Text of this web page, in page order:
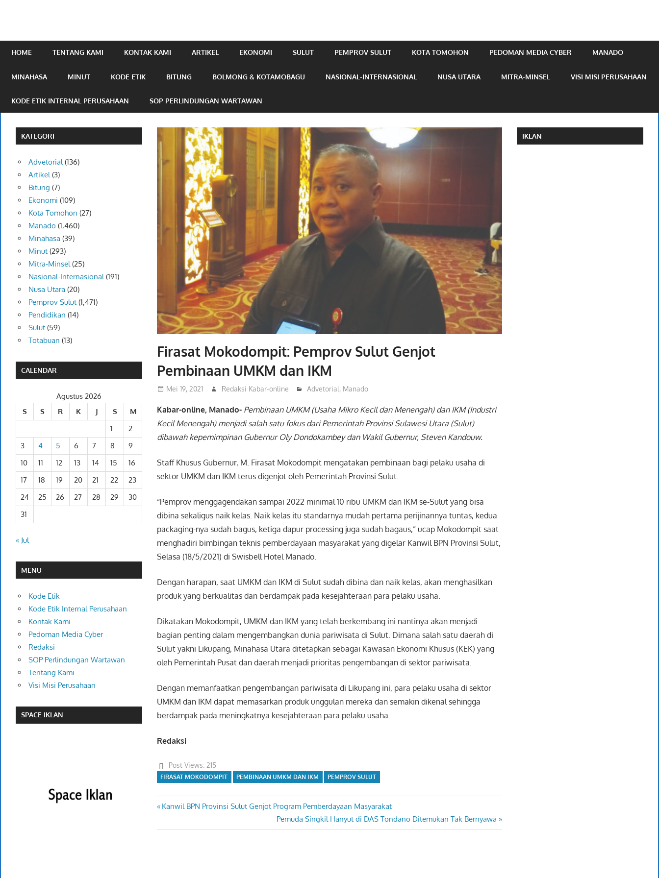
HOME TENTANG KAMI KONTAK KAMI ARTIKEL EKONOMI SULUT PEMPROV SULUT KOTA TOMOHON PEDOMAN MEDIA CYBER MANADO
MINAHASA MINUT KODE ETIK BITUNG BOLMONG & KOTAMOBAGU NASIONAL-INTERNASIONAL NUSA UTARA MITRA-MINSEL VISI MISI PERUSAHAAN
KODE ETIK INTERNAL PERUSAHAAN SOP PERLINDUNGAN WARTAWAN
Firasat Mokodompit: Pemprov Sulut Genjot
Pembinaan UMKM dan IKM
Mei 19, 2021 Redaksi Kabar-online Advetorial, Manado
Kabar-online, Manado- Pembinaan UMKM (Usaha Mikro Kecil dan Menengah) dan IKM (Industri
Kecil Menengah) menjadi salah satu fokus dari Pemerintah Provinsi Sulawesi Utara (Sulut)
dibawah kepemimpinan Gubernur Oly Dondokambey dan Wakil Gubernur, Steven Kandouw.
Staff Khusus Gubernur, M. Firasat Mokodompit mengatakan pembinaan bagi pelaku usaha di
sektor UMKM dan IKM terus digenjot oleh Pemerintah Provinsi Sulut.
“Pemprov menggagendakan sampai 2022 minimal 10 ribu UMKM dan IKM se-Sulut yang bisa
dibina sekaligus naik kelas. Naik kelas itu standarnya mudah pertama perijinannya tuntas, kedua
packaging-nya sudah bagus, ketiga dapur processing juga sudah bagaus,” ucap Mokodompit saat
menghadiri bimbingan teknis pemberdayaan masyarakat yang digelar Kanwil BPN Provinsi Sulut,
Selasa (18/5/2021) di Swisbell Hotel Manado.
Dengan harapan, saat UMKM dan IKM di Sulut sudah dibina dan naik kelas, akan menghasilkan
produk yang berkualitas dan berdampak pada kesejahteraan para pelaku usaha.
Dikatakan Mokodompit, UMKM dan IKM yang telah berkembang ini nantinya akan menjadi
bagian penting dalam mengembangkan dunia pariwisata di Sulut. Dimana salah satu daerah di
Sulut yakni Likupang, Minahasa Utara ditetapkan sebagai Kawasan Ekonomi Khusus (KEK) yang
oleh Pemerintah Pusat dan daerah menjadi prioritas pengembangan di sektor pariwisata.
Dengan memanfaatkan pengembangan pariwisata di Likupang ini, para pelaku usaha di sektor
UMKM dan IKM dapat memasarkan produk unggulan mereka dan semakin dikenal sehingga
berdampak pada meningkatnya kesejahteraan para pelaku usaha.
Redaksi
Post Views: 215
FIRASAT MOKODOMPIT PEMBINAAN UMKM DAN IKM PEMPROV SULUT
Navigasi
pos
Previous
Kanwil BPN Provinsi Sulut Genjot Program Pemberdayaan Masyarakat
Next
Post:
Pemuda Singkil Hanyut di DAS Tondano Ditemukan Tak Bernyawa
KATEGORI
Advetorial(136)
Artikel(3)
Bitung (7)
Ekonomi (109)
Kota Tomohon (27)
Manado (1,460)
Minahasa (39)
Minut(293)
Mitra-Minsel(25)
Nasional-Internasional(191)
Nusa Utara (20)
Pemprov Sulut(1,471)
Pendidikan (14)
Sulut(59)
Totabuan (13)
CALENDAR
Agustus 2026
S
S R K J S
M
1
2
3
4 5 6 7 8
9
10
11 12 13 14 15
16
17
18 19 20 21 22
23
24
25 26 27 28 29
30
31
« Jul
MENU
Kode Etik
Kode Etik Internal Perusahaan
Kontak Kami
Pedoman Media Cyber
Redaksi
SOP Perlindungan Wartawan
Tentang Kami
Visi Misi Perusahaan
SPACE IKLAN
IKLAN